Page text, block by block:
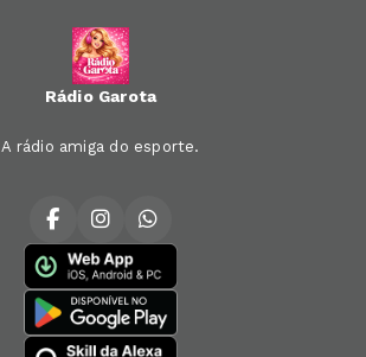
Rádio Garota
A rádio amiga do esporte.